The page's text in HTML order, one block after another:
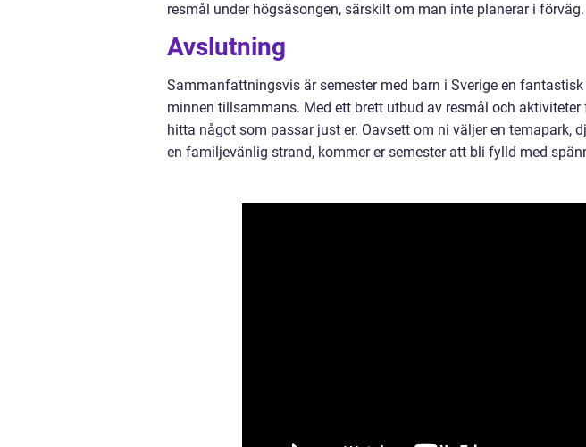
resmål under högsäsongen, särskilt om man inte planerar i förväg.
Avslutning
Sammanfattningsvis är semester med barn i Sverige en
minnen tillsammans. Med ett brett utbud av resmål och
hitta något som passar just er. Oavsett om ni väljer en temapark,
en familjevänlig strand, kommer er semester att bli fylld med